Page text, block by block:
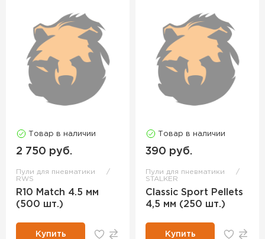
Товар в наличии
2 750 руб.
Пули для пневматики
RWS
R10 Match 4.5 мм
(500 шт.)
Купить
Товар в наличии
390 руб.
Пули для пневматики
STALKER
Classic Sport Pellets
4,5 мм (250 шт.)
Купить